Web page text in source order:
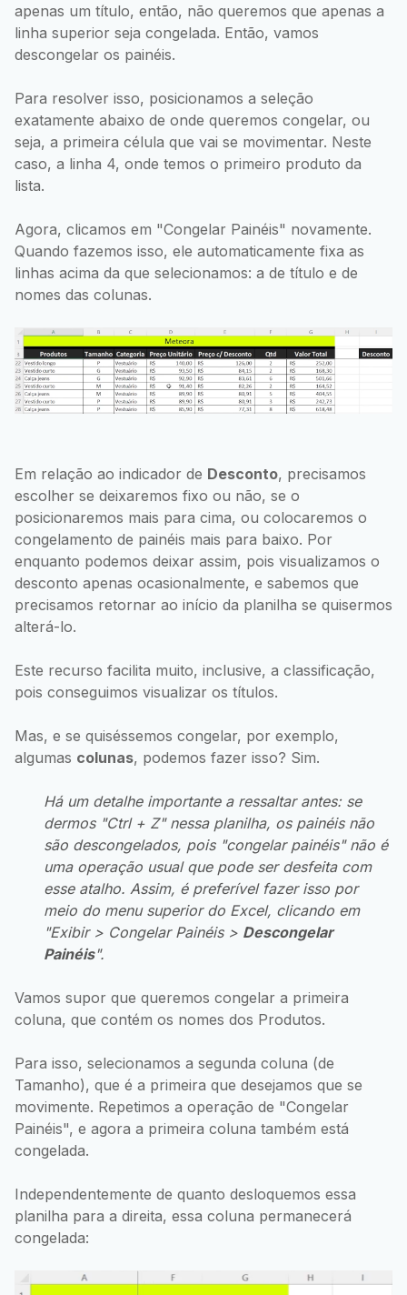
apenas um título, então, não queremos que apenas a
linha superior seja congelada. Então, vamos
descongelar os painéis.
Para resolver isso, posicionamos a seleção
exatamente abaixo de onde queremos congelar, ou
seja, a primeira célula que vai se movimentar. Neste
caso, a linha 4, onde temos o primeiro produto da
lista.
Agora, clicamos em "Congelar Painéis" novamente.
Quando fazemos isso, ele automaticamente fixa as
linhas acima da que selecionamos: a de título e de
nomes das colunas.
Em relação ao indicador de Desconto, precisamos
escolher se deixaremos fixo ou não, se o
posicionaremos mais para cima, ou colocaremos o
congelamento de painéis mais para baixo. Por
enquanto podemos deixar assim, pois visualizamos o
desconto apenas ocasionalmente, e sabemos que
precisamos retornar ao início da planilha se quisermos
alterá-lo.
Este recurso facilita muito, inclusive, a classificação,
pois conseguimos visualizar os títulos.
Mas, e se quiséssemos congelar, por exemplo,
algumas colunas, podemos fazer isso? Sim.
Há um detalhe importante a ressaltar antes: se
dermos "Ctrl + Z" nessa planilha, os painéis não
são descongelados, pois "congelar painéis" não é
uma operação usual que pode ser desfeita com
esse atalho. Assim, é preferível fazer isso por
meio do menu superior do Excel, clicando em
"Exibir > Congelar Painéis > Descongelar
Painéis".
Vamos supor que queremos congelar a primeira
coluna, que contém os nomes dos Produtos.
Para isso, selecionamos a segunda coluna (de
Tamanho), que é a primeira que desejamos que se
movimente. Repetimos a operação de "Congelar
Painéis", e agora a primeira coluna também está
congelada.
Independentemente de quanto desloquemos essa
planilha para a direita, essa coluna permanecerá
congelada: